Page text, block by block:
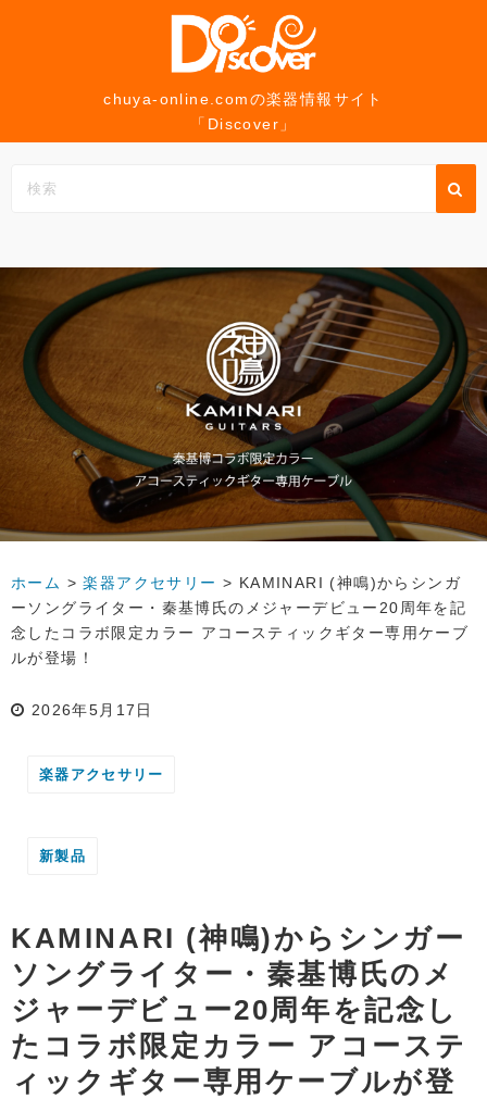
プ
chuya-online.comの楽器情報サイト
「Discover」
ホーム >楽器アクセサリー > KAMINARI (神鳴)からシンガ
ーソングライター・秦基博氏のメジャーデビュー20周年を記
念したコラボ限定カラー アコースティックギター専用ケーブ
ルが登場！
2026年5月17日
楽器アクセサリー
新製品
KAMINARI (神鳴)からシンガー
ソングライター・秦基博氏のメ
ジャーデビュー20周年を記念し
たコラボ限定カラー アコーステ
ィックギター専用ケーブルが登